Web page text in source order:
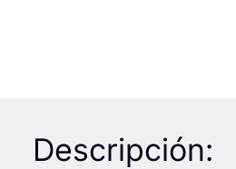
Descripción: